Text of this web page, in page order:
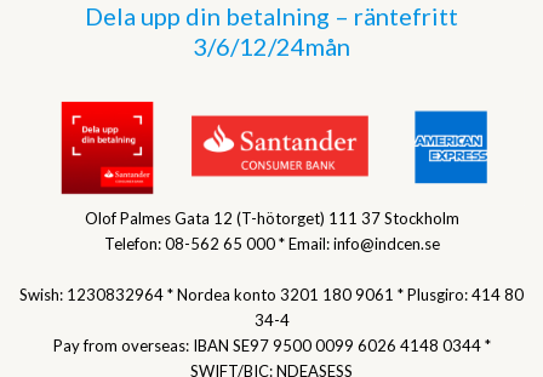
Dela upp din betalning – räntefritt
3/6/12/24mån
Olof Palmes Gata 12 (T-hötorget) 111 37 Stockholm
Telefon: 08-562 65 000 * Email: info@indcen.se
Swish: 1230832964 * Nordea konto 3201 180 9061 * Plusgiro: 414 80
34-4
Pay from overseas: IBAN SE97 9500 0099 6026 4148 0344 *
SWIFT/BIC: NDEASESS